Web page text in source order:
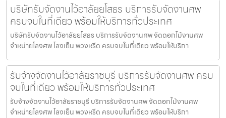
บริษัทรับจัดงานไว้อาลัยยโสธร บริการรับจัดงานศพ
ครบจบในที่เดียว พร้อมให้บริการทั่วประเทศ
บริษัทรับจัดงานไว้อาลัยยโสธร บริการรับจัดงานศพ จัดดอกไม้งานศพ
จำหน่ายโลงศพ โลงเย็น พวงหรีด ครบจบในที่เดียว พร้อมให้บริกา
รับจ้างจัดงานไว้อาลัยราชบุรี บริการรับจัดงานศพ ครบ
จบในที่เดียว พร้อมให้บริการทั่วประเทศ
รับจ้างจัดงานไว้อาลัยราชบุรี บริการรับจัดงานศพ จัดดอกไม้งานศพ
จำหน่ายโลงศพ โลงเย็น พวงหรีด ครบจบในที่เดียว พร้อมให้บริกา